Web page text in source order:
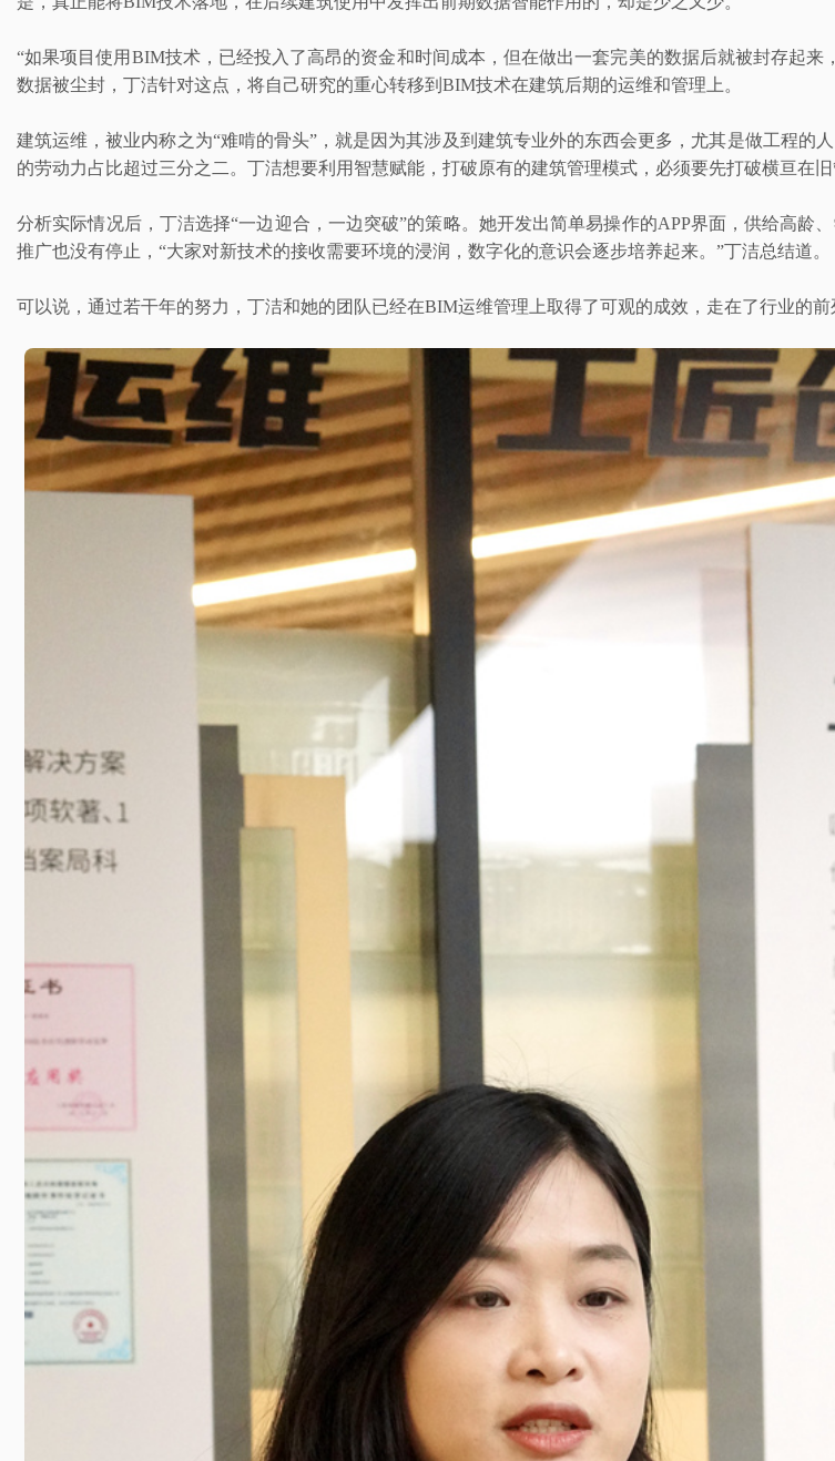
“如果项目使用BIM技术，已经投入了高昂的资金和时间成本，但在做出一套完美的数据后就被封存起
数据被尘封，丁洁针对这点，将自己研究的重心转移到BIM技术在建筑后期的运维和管理上。
建筑运维，被业内称之为“难啃的骨头”，就是因为其涉及到建筑专业外的东西会更多，尤其是做工程的
的劳动力占比超过三分之二。丁洁想要利用智慧赋能，打破原有的建筑管理模式，必须要先打破横亘在旧
分析实际情况后，丁洁选择“一边迎合，一边突破”的策略。她开发出简单易操作的APP界面，供给高
推广也没有停止，“大家对新技术的接收需要环境的浸润，数字化的意识会逐步培养起来。”丁洁总结道。
可以说，通过若干年的努力，丁洁和她的团队已经在BIM运维管理上取得了可观的成效，走在了行业的